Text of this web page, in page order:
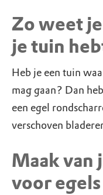
Zo weet
je tuin
Heb je een tuin
mag gaan? Dan
een egel
verschoven
Maak van
voor egels